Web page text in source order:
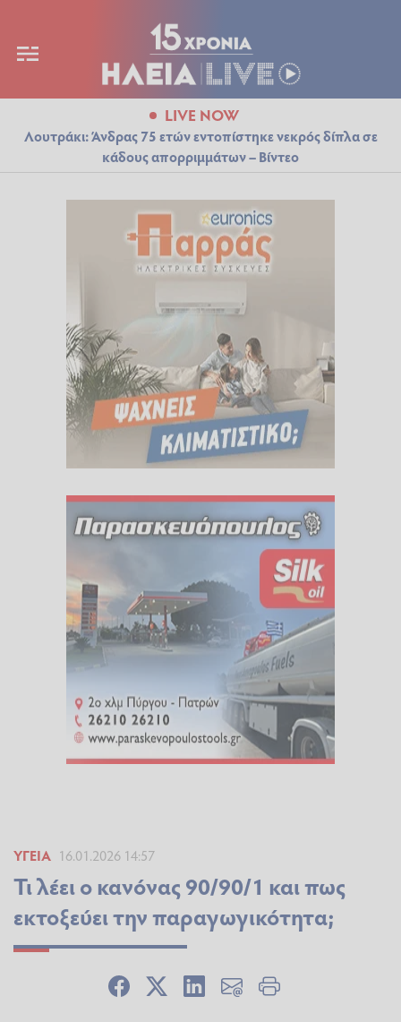
LIVE NOW
Λουτράκι: Άνδρας 75 ετών εντοπίστηκε νεκρός δίπλα σε
κάδους απορριμμάτων – Βίντεο
ΥΓΕΊΑ 16.01.2026 14:57
Τι λέει ο κανόνας 90/90/1 και πως
εκτοξεύει την παραγωγικότητα;